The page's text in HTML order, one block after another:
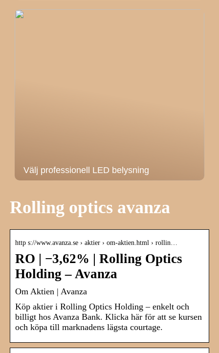
Välj professionell LED belysning
Rolling optics avanza
http s://www.avanza.se › aktier › om-aktien.html › rollin…
RO | −3,62% | Rolling Optics
Holding – Avanza
Om Aktien | Avanza
Köp aktier i Rolling Optics Holding – enkelt och
billigt hos Avanza Bank. Klicka här för att se kursen
och köpa till marknadens lägsta courtage.